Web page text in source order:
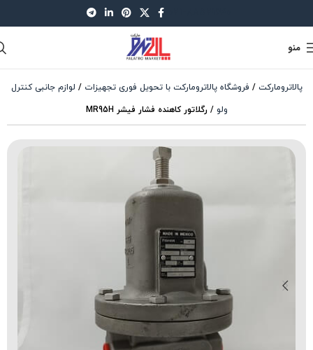
منو
پالاترومارکت / فروشگاه پالاترومارکت با تحویل فوری تجهیزات / لوازم جانبی کنترل
ولو / رگلاتور کاهنده فشار فیشر MR95H